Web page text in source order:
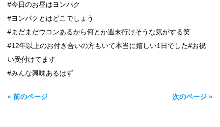
#今日のお昼はヨンパク
#ヨンパクとはどこでしょう
#まだまだウコンあるから何とか週末行けそうな気がする笑
#12年以上のお付き合いの方もいて本当に嬉しい1日でした#お祝
い受付けてます
#みんな興味あるはず
« 前のページ 次のページ »